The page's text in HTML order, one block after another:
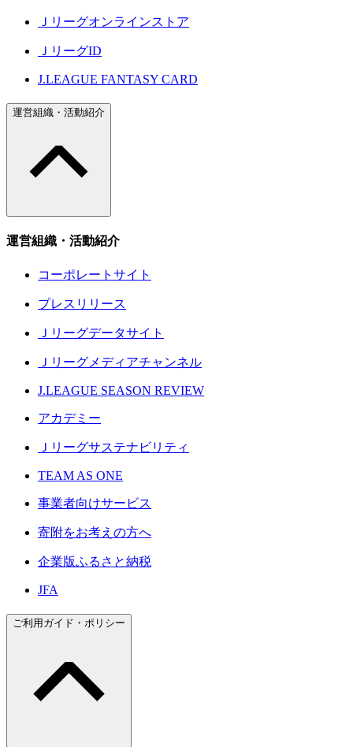
Ｊリーグオンラインストア
ＪリーグID
J.LEAGUE FANTASY CARD
運営組織・活動紹介
運営組織・活動紹介
コーポレートサイト
プレスリリース
Ｊリーグデータサイト
Ｊリーグメディアチャンネル
J.LEAGUE SEASON REVIEW
アカデミー
Ｊリーグサステナビリティ
TEAM AS ONE
事業者向けサービス
寄附をお考えの方へ
企業版ふるさと納税
JFA
ご利用ガイド・ポリシー